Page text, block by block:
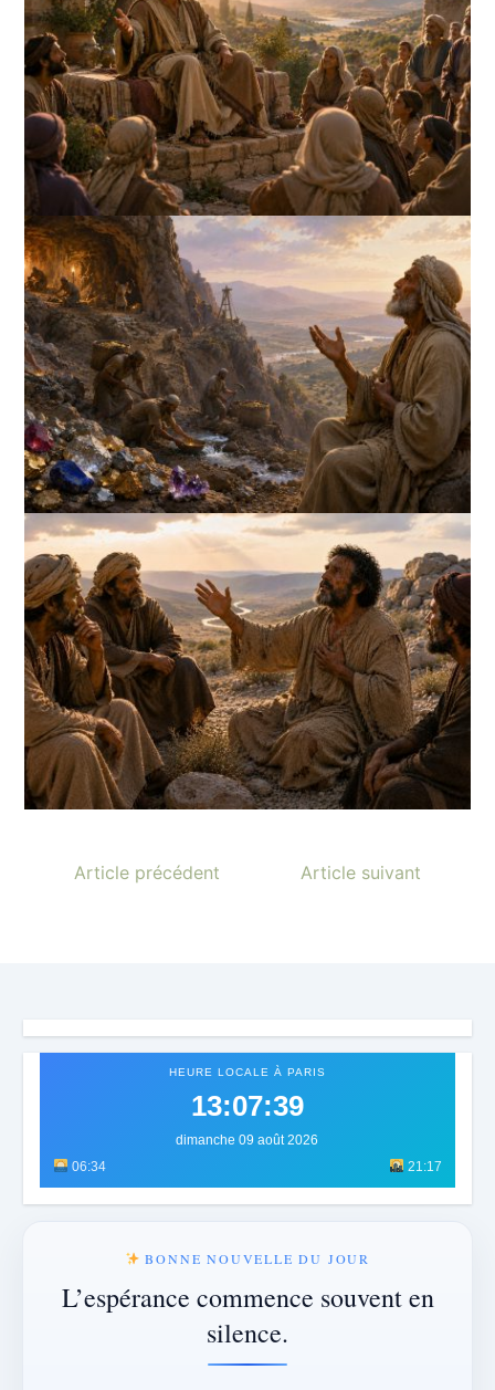
Article précédent Article suivant
HEURE LOCALE À PARIS
13:07:42
dimanche 09 août 2026
06:34
21:17
BONNE NOUVELLE DU JOUR
L’espérance commence souvent en
silence.